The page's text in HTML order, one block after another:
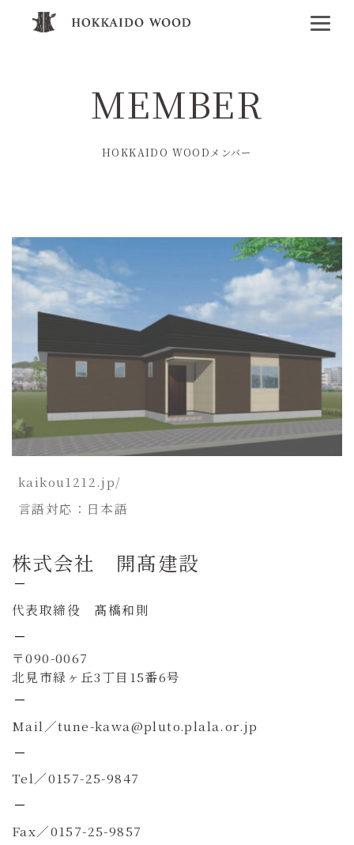
MEMBER
HOKKAIDO WOODメンバー
kaikou1212.jp/
言語対応：日本語
株式会社 開髙建設
代表取締役 髙橋和則
〒090-0067
北見市緑ヶ丘3丁目15番6号
Mail／tune-kawa@pluto.plala.or.jp
Tel／0157-25-9847
Fax／0157-25-9857